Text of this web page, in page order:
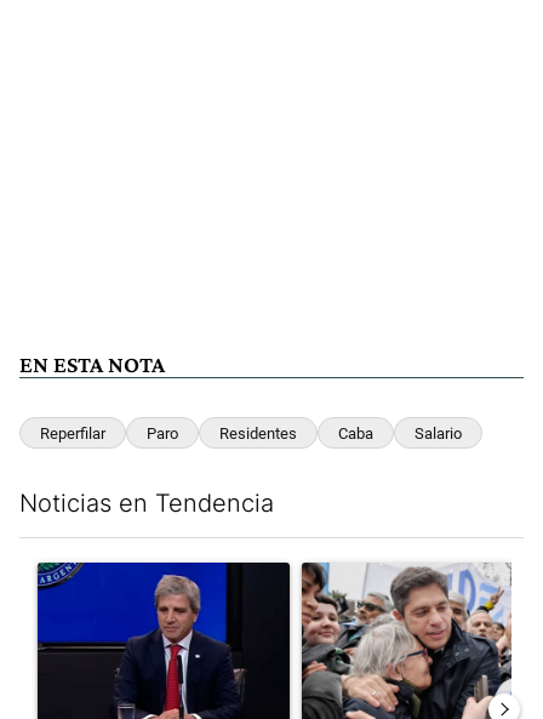
EN ESTA NOTA
Reperfilar Paro Residentes Caba Salario
Noticias en Tendencia
Un artículo de tendencia con el título "Luis Caputo aclaró sus
Un artículo de tendencia con